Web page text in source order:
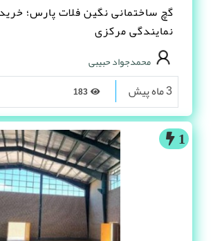
گچ ساختمانی نگین فلات پارس؛
نمایندگی مرکزی
محمدجواد حبیبی
3 ماه پیش
1